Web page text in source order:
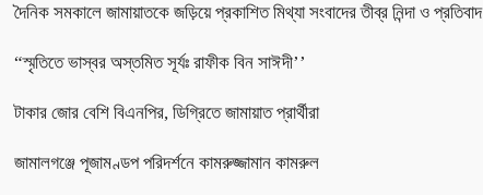
দৈনিক সমকালে জামায়াতকে জড়িয়ে প্রকাশিত মিথ্যা সংবাদের তীব্র নিন্দা ও প্রতিবাদ
“স্মৃতিতে ভাস্বর অস্তমিত সূর্যঃ রাফীক বিন সাঈদী’’
টাকার জোর বেশি বিএনপির, ডিগ্রিতে জামায়াত প্রার্থীরা
জামালগঞ্জে পূজামণ্ডপ পরিদর্শনে কামরুজ্জামান কামরুল